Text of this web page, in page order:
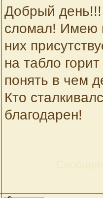
Добрый
сломал! Имею
них
на табло
понять в чем
Кто
благодарен!